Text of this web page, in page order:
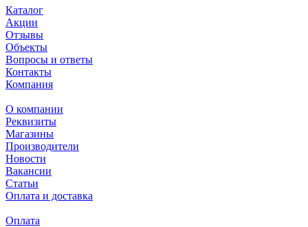
Каталог
Акции
Отзывы
Объекты
Вопросы и ответы
Контакты
Компания
О компании
Реквизиты
Магазины
Производители
Новости
Вакансии
Статьи
Оплата и доставка
Оплата